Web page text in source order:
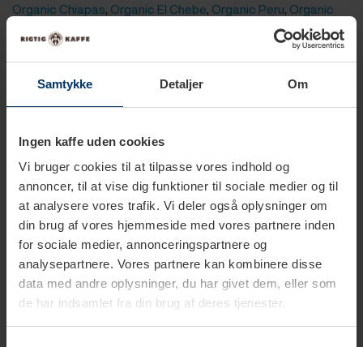
Samtykke Detaljer Om
Ingen kaffe uden cookies
Vi bruger cookies til at tilpasse vores indhold og
annoncer, til at vise dig funktioner til sociale medier og til
at analysere vores trafik. Vi deler også oplysninger om
din brug af vores hjemmeside med vores partnere inden
for sociale medier, annonceringspartnere og
analysepartnere. Vores partnere kan kombinere disse
data med andre oplysninger, du har givet dem, eller som
de har indsamlet fra din brug af deres tjenester.
Organic Chiapas, Organic El Chebe, Organic Peru, Organic
Papua New Guinea
Organic Mount H.
1-3 vardagar
Rigtig Kaffe Organic
Rigtig Kaffe Organic Chiapas